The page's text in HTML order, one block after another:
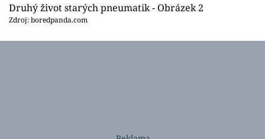
Druhý život starých pneumatik - Obrázek 2
Zdroj: boredpanda.com